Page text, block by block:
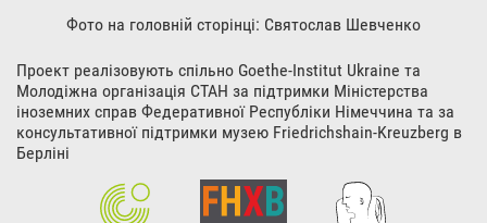
Фото на головній сторінці: Святослав Шевченко
Проект реалізовують спільно Goethe-Institut Ukraine та
Молодіжна організація СТАН за підтримки Міністерства
іноземних справ Федеративної Республіки Німеччина та за
консультативної підтримки музею Friedrichshain-Kreuzberg в
Берліні